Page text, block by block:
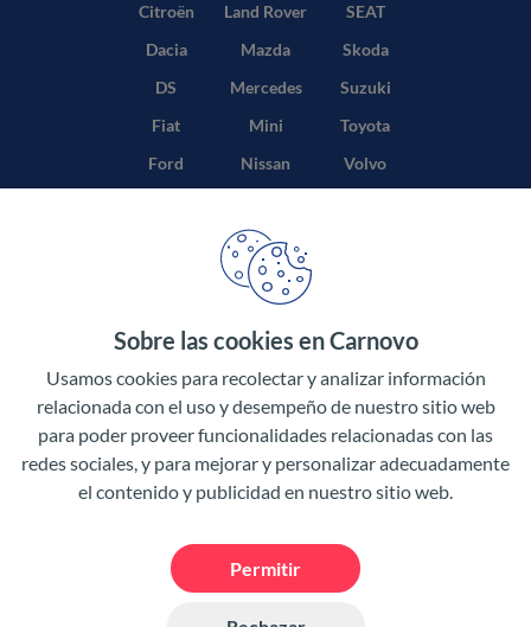
Sobre las cookies en Carnovo
Usamos cookies para recolectar y analizar información
relacionada con el uso y desempeño de nuestro sitio web
para poder proveer funcionalidades relacionadas con las
redes sociales, y para mejorar y personalizar adecuadamente
el contenido y publicidad en nuestro sitio web.
Permitir
Citroën
Dacia
DS
Fiat
Ford
Land Rover
Mazda
Mercedes
Mini
Nissan
SEAT
Skoda
Suzuki
Toyota
Volvo
Política de privacidad
Aviso legal